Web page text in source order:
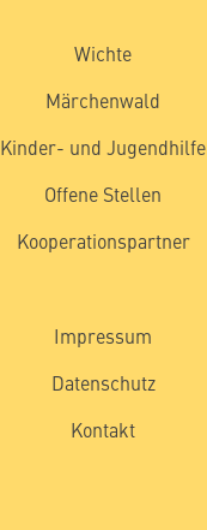
Wichte
Märchenwald
Kinder- und Jugendhilfe
Offene Stellen
Kooperationspartner
Impressum
Datenschutz
Kontakt